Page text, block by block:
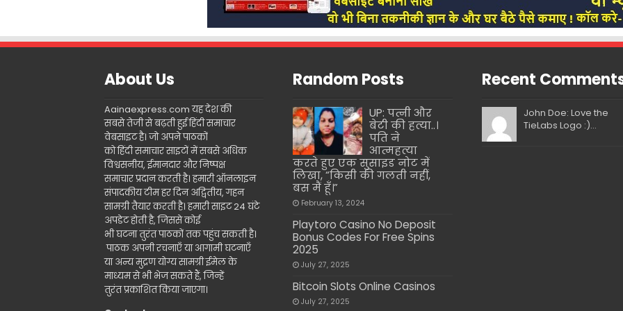
About Us
Aainaexpress.com यह देश की
सबसे तेजी से बढ़ती हुई हिंदी समाचार
वेबसाइट है। जो अपने पाठकों
को हिंदी समाचार साइटों में सबसे अधिक
विश्वसनीय, ईमानदार और निष्पक्ष
समाचार प्रदान करती है। हमारी ऑनलाइन
संपादकीय टीम हर दिन अद्वितीय, गहन
सामग्री तैयार करती है। हमारी साइट 24 घंटे
अपडेट होती है, जिससे कोई
भी घटना तुरंत पाठकों तक पहुंच सकती है।
पाठक अपनी रचनाएँ या आगामी घटनाएँ
या अन्य मुद्रण योग्य सामग्री ईमेल के
माध्यम से भी भेज सकते हैं, जिन्हें
तुरंत प्रकाशित किया जाएगा।
Random Posts
UP: पत्नी और
बेटी की हत्या..।
पति ने
आत्महत्या
करते हुए एक सुसाइड नोट में
लिखा, “किसी की गलती नहीं,
बस मैं हूँ।”
February 13, 2024
Playtoro Casino No Deposit
Bonus Codes For Free Spins
2025
July 27, 2025
Bitcoin Slots Online Casinos
July 27, 2025
Recent
John Doe: Love the
TieLabs Logo :)...